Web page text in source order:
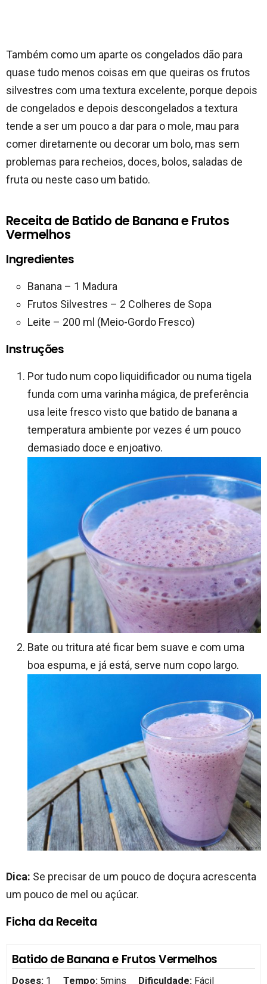
Também como um aparte os congelados dão para
quase tudo menos coisas em que queiras os frutos
silvestres com uma textura excelente, porque depois
de congelados e depois descongelados a textura
tende a ser um pouco a dar para o mole, mau para
comer diretamente ou decorar um bolo, mas sem
problemas para recheios, doces, bolos, saladas de
fruta ou neste caso um batido.
Receita de Batido de Banana e Frutos
Vermelhos
Ingredientes
Banana – 1 Madura
Frutos Silvestres – 2 Colheres de Sopa
Leite – 200 ml (Meio-Gordo Fresco)
Instruções
Por tudo num copo liquidificador ou numa tigela
funda com uma varinha mágica, de preferência
usa leite fresco visto que batido de banana a
temperatura ambiente por vezes é um pouco
demasiado doce e enjoativo.
Bate ou tritura até ficar bem suave e com uma
boa espuma, e já está, serve num copo largo.
Dica: Se precisar de um pouco de doçura acrescenta
um pouco de mel ou açúcar.
Ficha da Receita
Batido de Banana e Frutos Vermelhos
Doses: 1 Tempo: 5mins Dificuldade: Fácil